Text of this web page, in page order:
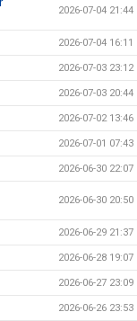
2026-07-04 21:44
2026-07-04 16:11
2026-07-03 23:12
2026-07-03 20:44
2026-07-02 13:46
2026-07-01 07:43
2026-06-30 22:07
2026-06-30 20:50
2026-06-29 21:37
2026-06-28 19:07
2026-06-27 23:09
2026-06-26 23:53